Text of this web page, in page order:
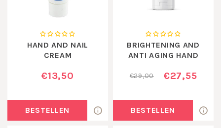
HAND AND NAIL
CREAM
€13,50
BESTELLEN
BRIGHTENING AND
ANTI AGING HAND
€29,00 €27,55
BESTELLEN